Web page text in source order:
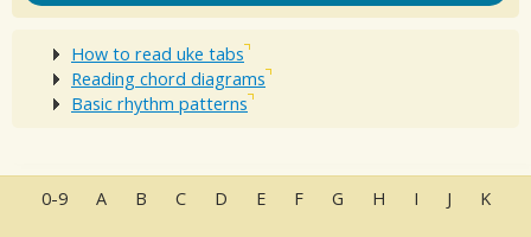
How to read uke tabs
Reading chord diagrams
Basic rhythm patterns
0-9 A B C D E F G H I J
K